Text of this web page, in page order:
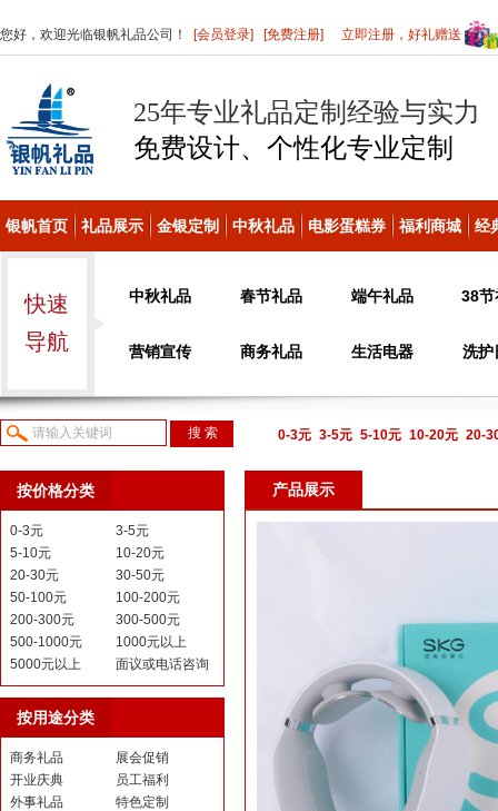
您好，欢迎光临银帆礼品公司！ [会员登录] [免费注册] 立即注册，好礼赠送
25年专业礼品定制经验与实力
免费设计、个性化专业定制
银帆首页 礼品展示 金银定制 中秋礼品 电影蛋糕券 福利商城 经
快速
导航
中秋礼品 春节礼品 端午礼品 38节
营销宣传 商务礼品 生活电器 洗护
0-3元 3-5元 5-10元 10-20元 20-
议或电话咨询
按价格分类
0-3元
3-5元
5-10元
10-20元
20-30元
30-50元
50-100元
100-200元
200-300元
300-500元
500-1000元
1000元以上
5000元以上
面议或电话咨询
按用途分类
商务礼品
展会促销
开业庆典
员工福利
外事礼品
特色定制
产品展示